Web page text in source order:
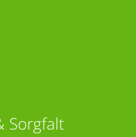
Sorgfalt